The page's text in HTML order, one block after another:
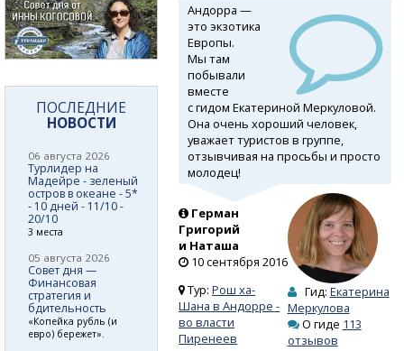
Андорра —
это экзотика
Европы.
Мы там
побывали
вместе
с гидом Екатериной Меркуловой.
Она очень хороший человек,
уважает туристов в группе,
отзывчивая на просьбы и просто
молодец!
Герман
Григорий
и Наташа
10 сентября 2016
Тур:Рош ха-
Шана в Андорре -
во власти
Пиренеев
Гид: Екатерина
Меркулова
О гиде 113
отзывов
ПОСЛЕДНИЕ
НОВОСТИ
06 августа 2026
Турлидер на
Мадейре - зеленый
остров в океане - 5*
- 10 дней - 11/10 -
20/10
3 места
05 августа 2026
Совет дня —
Финансовая
стратегия и
бдительность
«Копейка рубль (и
евро) бережет».